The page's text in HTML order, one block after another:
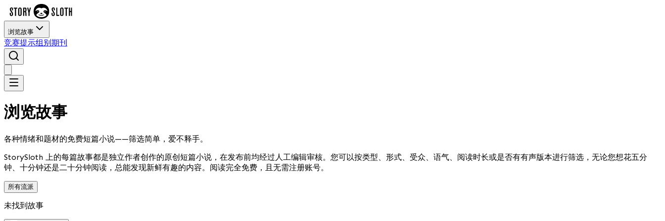
浏览故事
竞赛提示组别期刊
浏览故事
各种情绪和题材的免费短篇小说——筛选简单，爱不释手。
StorySloth 上的每篇故事都是独立作者创作的原创短篇小说，在发布前均经过人工编辑审核。您可以按类型、形式、受众、语气、阅读时长或是否有有声版本进行筛选，无论您想花五分
钟、十分钟还是二十分钟阅读，总能发现新鲜有趣的内容。阅读完全免费，且无需注册账号。
所有流派
未找到故事